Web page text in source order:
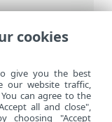
ESET Full
ESET Full
cookies
give you the best
our website traffic,
can agree to the
all and close",
choosing "Accept